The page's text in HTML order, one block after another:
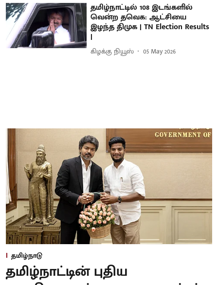
தமிழ்நாட்டில் 108 இடங்களில்
வென்ற தவெக: ஆட்சியை
இழந்த திமுக | TN Election Results
|
கிழக்கு நியூஸ் 05 May 2026
தமிழ்நாடு
தமிழ்நாட்டின் புதிய